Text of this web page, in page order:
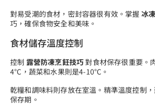
對易受潮的食材，密封容器很有效。掌握 冰
巧，確保食物安全和美味。
食材儲存溫度控制
控制 露營防凍烹飪技巧對食材保存很重要。
4°C，蔬菜和水果則是4-10°C。
乾糧和調味料則存放在室溫。精準溫度控制
保存期。